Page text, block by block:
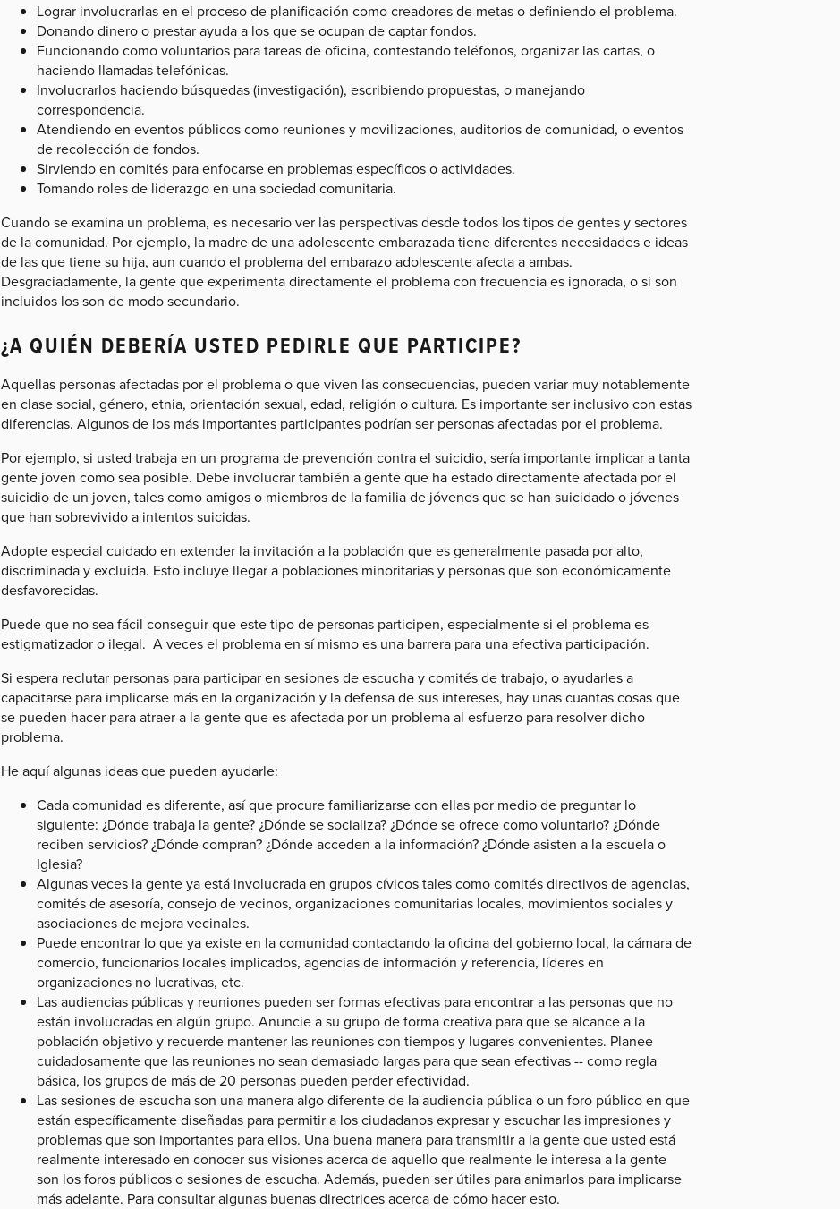
Lograr involucrarlas en el proceso de planificación como creadores de metas o definiendo el problema.
Donando dinero o prestar ayuda a los que se ocupan de captar fondos.
Funcionando como voluntarios para tareas de oficina, contestando teléfonos, organizar las cartas, o
haciendo llamadas telefónicas.
Involucrarlos haciendo búsquedas (investigación), escribiendo propuestas, o manejando
correspondencia.
Atendiendo en eventos públicos como reuniones y movilizaciones, auditorios de comunidad, o eventos
de recolección de fondos.
Sirviendo en comités para enfocarse en problemas específicos o actividades.
Tomando roles de liderazgo en una sociedad comunitaria.
Cuando se examina un problema, es necesario ver las perspectivas desde todos los tipos de gentes y sectores
de la comunidad. Por ejemplo, la madre de una adolescente embarazada tiene diferentes necesidades e ideas
de las que tiene su hija, aun cuando el problema del embarazo adolescente afecta a ambas.
Desgraciadamente, la gente que experimenta directamente el problema con frecuencia es ignorada, o si son
incluidos los son de modo secundario.
¿A QUIÉN DEBERÍA USTED PEDIRLE QUE PARTICIPE?
Aquellas personas afectadas por el problema o que viven las consecuencias, pueden variar muy notablemente
en clase social, género, etnia, orientación sexual, edad, religión o cultura. Es importante ser inclusivo con estas
diferencias. Algunos de los más importantes participantes podrían ser personas afectadas por el problema.
Por ejemplo, si usted trabaja en un programa de prevención contra el suicidio, sería importante implicar a tanta
gente joven como sea posible. Debe involucrar también a gente que ha estado directamente afectada por el
suicidio de un joven, tales como amigos o miembros de la familia de jóvenes que se han suicidado o jóvenes
que han sobrevivido a intentos suicidas.
Adopte especial cuidado en extender la invitación a la población que es generalmente pasada por alto,
discriminada y excluida. Esto incluye llegar a poblaciones minoritarias y personas que son económicamente
desfavorecidas.
Puede que no sea fácil conseguir que este tipo de personas participen, especialmente si el problema es
estigmatizador o ilegal. A veces el problema en sí mismo es una barrera para una efectiva participación.
Si espera reclutar personas para participar en sesiones de escucha y comités de trabajo, o ayudarles a
capacitarse para implicarse más en la organización y la defensa de sus intereses, hay unas cuantas cosas que
se pueden hacer para atraer a la gente que es afectada por un problema al esfuerzo para resolver dicho
problema.
He aquí algunas ideas que pueden ayudarle:
Cada comunidad es diferente, así que procure familiarizarse con ellas por medio de preguntar lo
siguiente: ¿Dónde trabaja la gente? ¿Dónde se socializa? ¿Dónde se ofrece como voluntario? ¿Dónde
reciben servicios? ¿Dónde compran? ¿Dónde acceden a la información? ¿Dónde asisten a la escuela o
Iglesia?
Algunas veces la gente ya está involucrada en grupos cívicos tales como comités directivos de agencias,
comités de asesoría, consejo de vecinos, organizaciones comunitarias locales, movimientos sociales y
asociaciones de mejora vecinales.
Puede encontrar lo que ya existe en la comunidad contactando la oficina del gobierno local, la cámara de
comercio, funcionarios locales implicados, agencias de información y referencia, líderes en
organizaciones no lucrativas, etc.
Las audiencias públicas y reuniones pueden ser formas efectivas para encontrar a las personas que no
están involucradas en algún grupo. Anuncie a su grupo de forma creativa para que se alcance a la
población objetivo y recuerde mantener las reuniones con tiempos y lugares convenientes. Planee
cuidadosamente que las reuniones no sean demasiado largas para que sean efectivas -- como regla
básica, los grupos de más de 20 personas pueden perder efectividad.
Las sesiones de escucha son una manera algo diferente de la audiencia pública o un foro público en que
están específicamente diseñadas para permitir a los ciudadanos expresar y escuchar las impresiones y
problemas que son importantes para ellos. Una buena manera para transmitir a la gente que usted está
realmente interesado en conocer sus visiones acerca de aquello que realmente le interesa a la gente
son los foros públicos o sesiones de escucha. Además, pueden ser útiles para animarlos para implicarse
más adelante. Para consultar algunas buenas directrices acerca de cómo hacer esto.